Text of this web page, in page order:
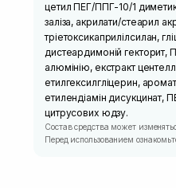
цетил ПЕГ/ППГ-10/1
заліза, акрилати/стеарил
тріетоксикаприлілсилан,
дистеардимоній гекторит,
алюмінію, екстракт
етилгексилгліцерин,
етилендіамін дисукцинат,
цитрусових юдзу.
Состав средства может
Перед использованием